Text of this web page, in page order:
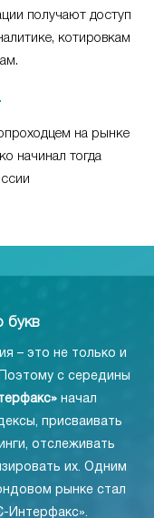
получают доступ
котировкам
на рынке
начинал тогда
букв
– это не только и
с середины
начал
присваивать
отслеживать
их. Одним
рынке стал
Интерфакс».